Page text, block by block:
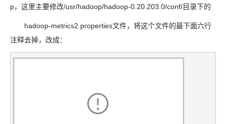
p，这里主要修改/usr/hadoop/hadoop-0.20.203.0/conf/目录下的
hadoop-metrics2.properties文件，将这个文件的最下面六行
注释去掉，改成：